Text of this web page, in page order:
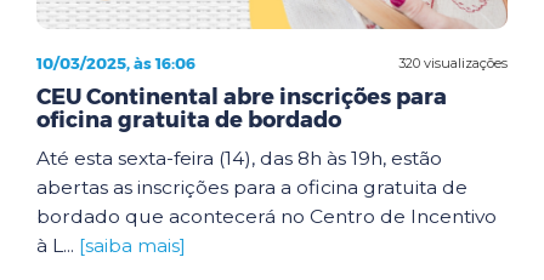
320 visualizações
10/03/2025, às 16:06
CEU Continental abre inscrições para
oficina gratuita de bordado
Até esta sexta-feira (14), das 8h às 19h, estão
abertas as inscrições para a oficina gratuita de
bordado que acontecerá no Centro de Incentivo
à L... [saiba mais]